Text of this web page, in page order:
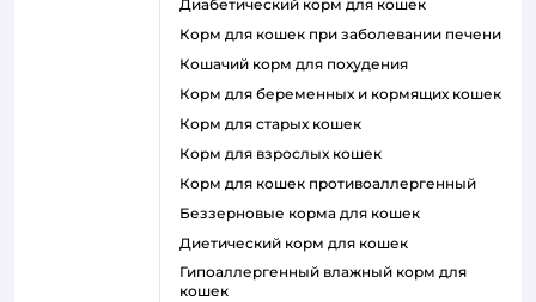
диабетический корм для кошек
корм для кошек при заболевании печени
кошачий корм для похудения
корм для беременных и кормящих кошек
корм для старых кошек
корм для взрослых кошек
корм для кошек противоаллергенный
беззерновые корма для кошек
диетический корм для кошек
гипоаллергенный влажный корм для
кошек